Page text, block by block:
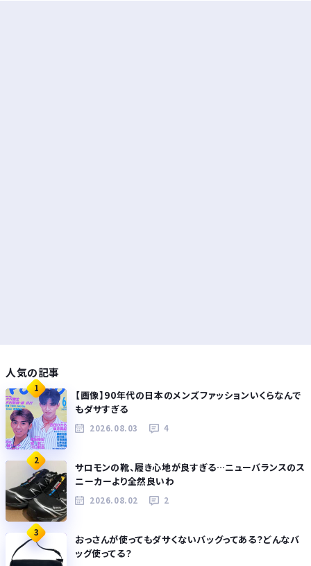
人気の記事
1
【画像】90年代の日本のメンズファッションいくらなんで
もダサすぎる
2026.08.03 4
2
サロモンの靴、履き心地が良すぎる…ニューバランスのス
ニーカーより全然良いわ
2026.08.02 2
3
おっさんが使ってもダサくないバッグってある？どんなバ
ッグ使ってる？